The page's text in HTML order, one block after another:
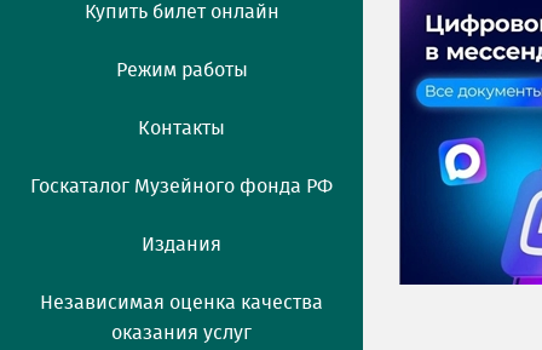
Купить билет онлайн
Режим работы
Контакты
Госкаталог Музейного фонда РФ
Издания
Независимая оценка качества
оказания услуг